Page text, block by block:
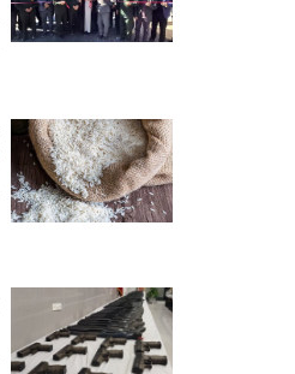
09 Azar 1404 - 19:50
09 Azar 1404 - 19:47